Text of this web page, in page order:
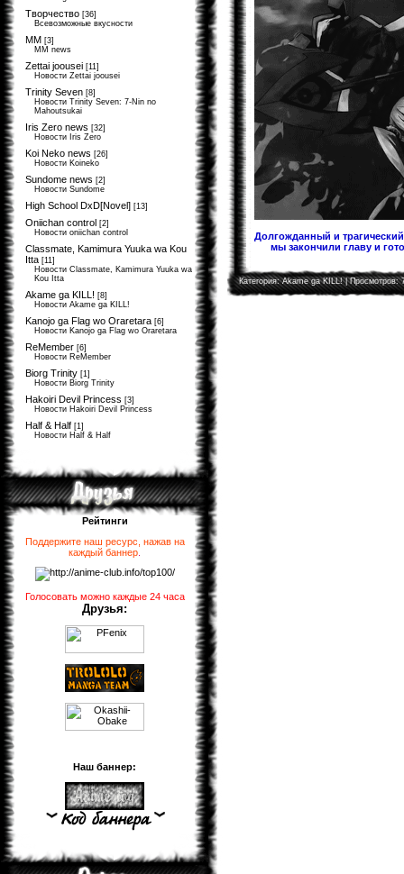
Творчество [36]
Всевозможные вкусности
MM [3]
MM news
Zettai joousei [11]
Новости Zettai joousei
Trinity Seven [8]
Новости Trinity Seven: 7-Nin no
Mahoutsukai
Iris Zero news [32]
Новости Iris Zero
Koi Neko news [26]
Новости Koineko
Sundome news [2]
Новости Sundome
High School DxD[Novel] [13]
Oniichan control [2]
Новости oniichan control
Classmate, Kamimura Yuuka wa Kou
Itta [11]
Новости Classmate, Kamimura Yuuka wa
Kou Itta
Akame ga KILL! [8]
Новости Akame ga KILL!
Kanojo ga Flag wo Oraretara [6]
Новости Kanojo ga Flag wo Oraretara
ReMember [6]
Новости ReMember
Biorg Trinity [1]
Новости Biorg Trinity
Hakoiri Devil Princess [3]
Новости Hakoiri Devil Princess
Half & Half [1]
Новости Half & Half
Рейтинги
Поддержите наш ресурс, нажав на
каждый баннер
Голосовать можно каждые 24 часа
Друзья:
Наш баннер:
Долгожданный и
мы закончили главу и
Категория:Akame ga KILL!| Просмотров: